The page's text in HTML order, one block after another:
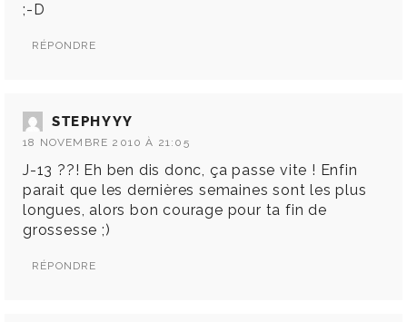
;-D
RÉPONDRE
STEPHYYY
18 NOVEMBRE 2010 À 21:05
J-13 ??! Eh ben dis donc, ça passe vite ! Enfin
parait que les dernières semaines sont les plus
longues, alors bon courage pour ta fin de
grossesse ;)
RÉPONDRE